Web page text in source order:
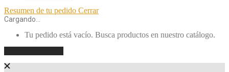
Resumen de tu pedido Cerrar
Cargando…
Tu pedido está vacío. Busca productos en nuestro catálogo.